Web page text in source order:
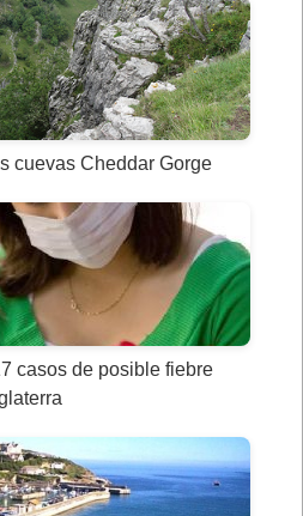
cuevas Cheddar Gorge
casos de posible fiebre